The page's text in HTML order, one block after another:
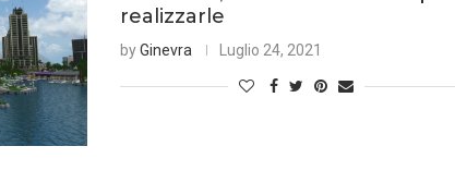
realizzarle
byGinevra Luglio 24, 2021